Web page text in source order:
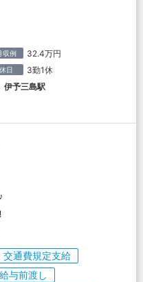
収例 32.4万円
休日 3勤1休
伊予三島駅
交通費規定支給
給与前渡し